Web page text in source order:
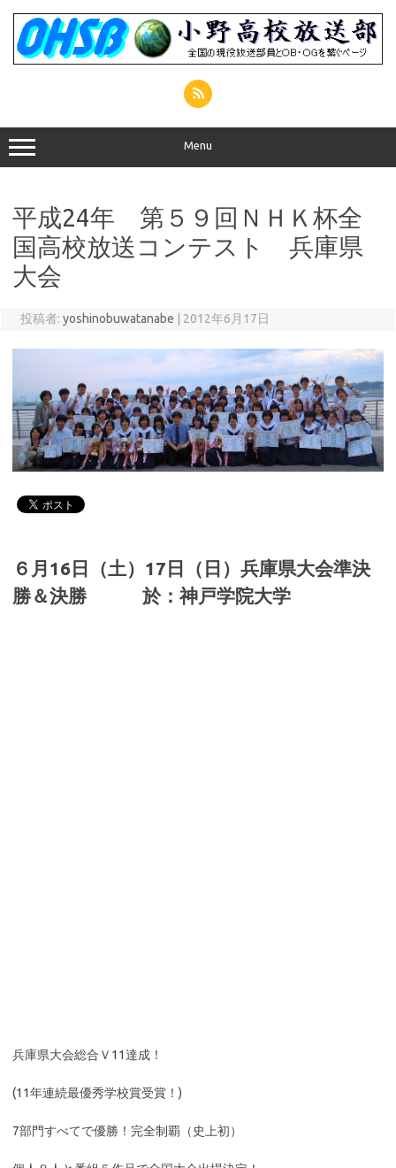
Menu
平成24年 第５９回ＮＨＫ杯全
国高校放送コンテスト 兵庫県
大会
投稿者: yoshinobuwatanabe 2012年6月17日
６月16日（土）17日（日）兵庫県大会準決
勝＆決勝 於：神戸学院大学
兵庫県大会総合Ｖ11達成！
(11年連続最優秀学校賞受賞！)
7部門すべてで優勝！完全制覇（史上初）